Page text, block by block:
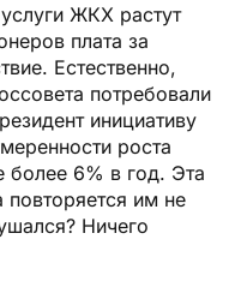
ЖКХ растут
плата за
Естественно,
потребовали
инициативу
роста
более 6% в год. Эта
им не
Ничего